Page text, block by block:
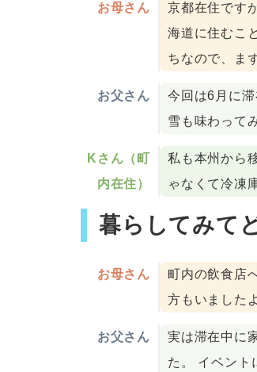
お母さん
京都在住です
海道に住むこ
ちなので、ま
お父さん
今回は6月に
雪も味わって
Kさん（町
内在住）
私も本州から
ゃなくて冷凍
暮らしてみて
お母さん
町内の飲食店
方もいましたよ
お父さん
実は滞在中に
た。 イベント